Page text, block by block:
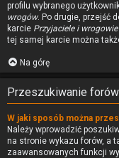
profilu wybranego
wrogów. Po drugie, przejść
karcie Przyjaciele i wrogowie
tej samej karcie można
Na górę
Przeszukiwanie forów
W jaki sposób można
Należy wprowadzić
na stronie wykazu forów, a
zaawansowanych funkcji